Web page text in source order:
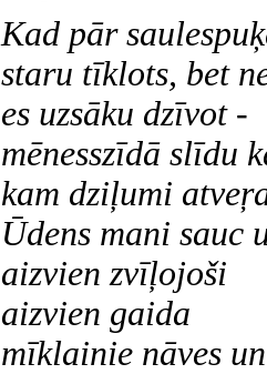
Kad pār
staru tīklots, bet
es uzsāku dzīvot -
mēnesszīdā slīdu
kam dziļumi
Ūdens mani sauc
aizvien zvīļojoši
aizvien gaida
mīklainie nāves